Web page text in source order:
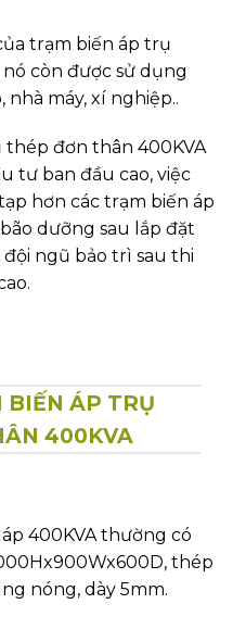
trạm biến áp trụ
còn được sử dụng
máy, xí nghiệp..
đơn thân 400KVA
tư ban đầu cao, việc
hơn các trạm biến áp
dưỡng sau lắp đặt
ngũ bảo trì sau thi
BIẾN ÁP TRỤ
400KVA
400KVA thường có
thép
nóng, dày 5mm.